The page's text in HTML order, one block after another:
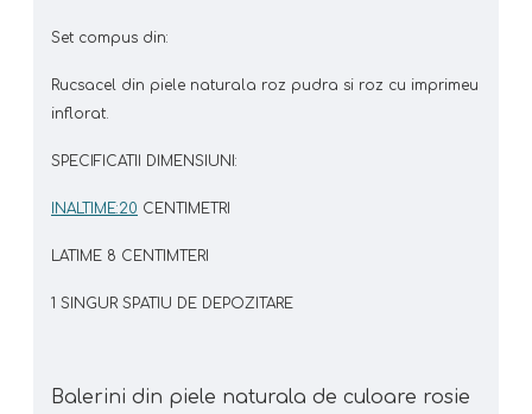
Set compus din:
Rucsacel din piele naturala roz pudra si roz cu imprimeu
inflorat.
SPECIFICATII DIMENSIUNI:
INALTIME:20 CENTIMETRI
LATIME 8 CENTIMTERI
1 SINGUR SPATIU DE DEPOZITARE
Balerini din piele naturala de culoare rosie